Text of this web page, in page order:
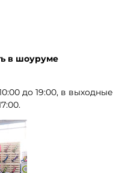
в шоуруме
до 19:00, в выходные